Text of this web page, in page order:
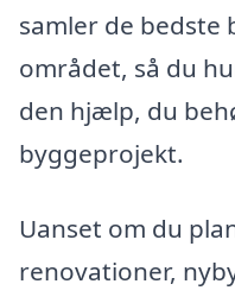
samler de bedste
området, så du
den hjælp, du
byggeprojekt.
Uanset om du
renovationer,